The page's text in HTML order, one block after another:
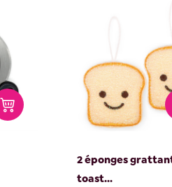
2 éponges
toast...